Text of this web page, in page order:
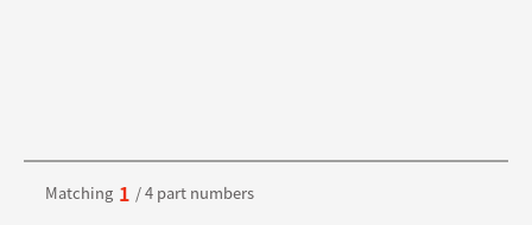
Matching 1 / 4 part numbers